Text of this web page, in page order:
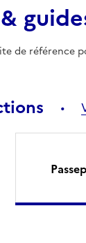
de référence